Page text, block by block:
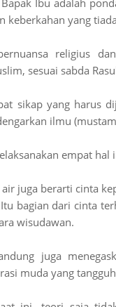
Ibu adalah
keberkahan yang
religius
sesuai sabda
sikap yang harus
ilmu
empat
air juga berarti cinta
bagian dari cinta
wisudawan.
juga
muda yang